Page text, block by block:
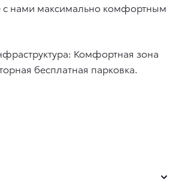
с нами максимально комфортным
Комфортная зона
бесплатная парковка.